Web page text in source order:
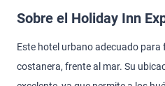
Sobre el Holiday Inn
Este hotel urbano adecuado para
costanera, frente al mar. Su